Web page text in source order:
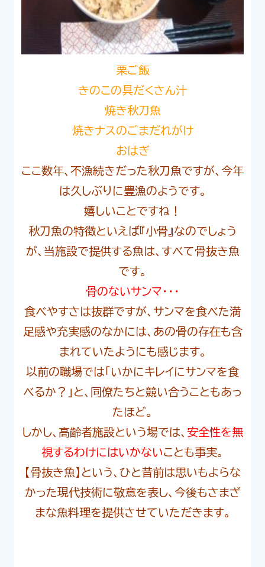
栗ご飯
きのこの具だくさん汁
焼き秋刀魚
焼きナスのごまだれがけ
おはぎ
ここ数年、不漁続きだった秋刀魚ですが、今年
は久しぶりに豊漁のようです。
嬉しいことですね！
秋刀魚の特徴といえば『小骨』なのでしょう
が、当施設で提供する魚は、すべて骨抜き魚
です。
骨のないサンマ・・・
食べやすさは抜群ですが、サンマを食べた満
足感や充実感のなかには、あの骨の存在も含
まれていたようにも感じます。
以前の職場では「いかにキレイにサンマを食
べるか？」と、同僚たちと競い合うこともあっ
たほど。
しかし、高齢者施設という場では、 安全性を無
視するわけにはいかないことも事実。
【骨抜き魚】という、ひと昔前は思いもよらな
かった現代技術に敬意を表し、今後もさまざ
まな魚料理を提供させていただきます。